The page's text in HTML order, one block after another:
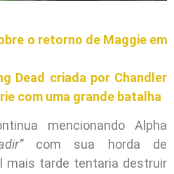
o retorno de Maggie em
Dead criada por Chandler
com uma grande batalha
mencionando Alpha
com sua horda de
mais tarde tentaria destruir